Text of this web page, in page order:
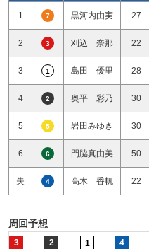
1 7 黒河内由実 27
2 3 刈込 奈那 22
3 1 島田 優里 28
4 2 奥平 彩乃 30
5 5 岩田みゆき 30
6 6 門脇真由美 50
失 4 高木 香帆 22
周回予想
3 2 1 4